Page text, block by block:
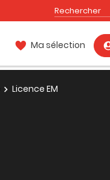
Ma sélection
Licence EM